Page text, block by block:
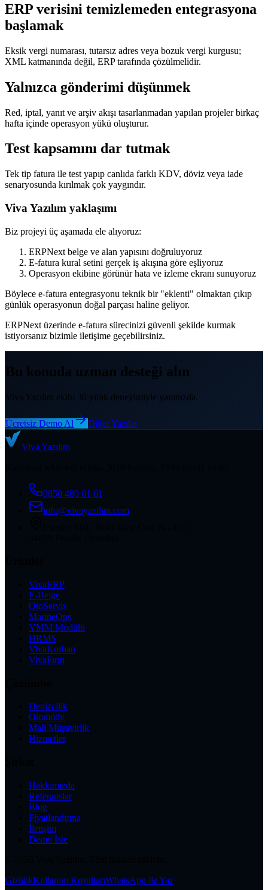
ERP verisini temizlemeden entegrasyona
başlamak
Eksik vergi numarası, tutarsız adres veya bozuk vergi kurgusu;
XML katmanında değil, ERP tarafında çözülmelidir.
Yalnızca gönderimi düşünmek
Red, iptal, yanıt ve arşiv akışı tasarlanmadan yapılan projeler birkaç
hafta içinde operasyon yükü oluşturur.
Test kapsamını dar tutmak
Tek tip fatura ile test yapıp canlıda farklı KDV, döviz veya iade
senaryosunda kırılmak çok yaygındır.
Viva Yazılım yaklaşımı
Biz projeyi üç aşamada ele alıyoruz:
ERPNext belge ve alan yapısını doğruluyoruz
E-fatura kural setini gerçek iş akışına göre eşliyoruz
Operasyon ekibine görünür hata ve izleme ekranı sunuyoruz
Böylece e-fatura entegrasyonu teknik bir "eklenti" olmaktan çıkıp
günlük operasyonun doğal parçası haline geliyor.
ERPNext üzerinde e-fatura sürecinizi güvenli şekilde kurmak
istiyorsanız bizimle iletişime geçebilirsiniz.
Bu konuda uzman desteği alın
Viva Yazılım ekibi 30 yıllık deneyimiyle yanınızda.
Ücretsiz Demo Al Diğer Yazılar
Viva Yazılım
0850 480 01 61
info@vivayazilim.com
VivaERP
E-Belge
OtoServis
MarineOps
YMM Modülü
HRMS
VivaKurban
VivaFırın
Denizcilik
Otomotiv
Mali Müşavirlik
Hizmetler
Hakkımızda
Referanslar
Blog
Fiyatlandırma
İletişim
Demo İste
GizlilikKullanım KoşullarıWhatsApp ile Yaz